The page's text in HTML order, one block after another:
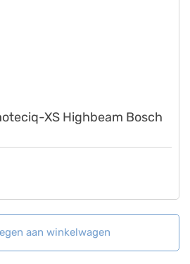
XS Highbeam Bosch
aan winkelwagen